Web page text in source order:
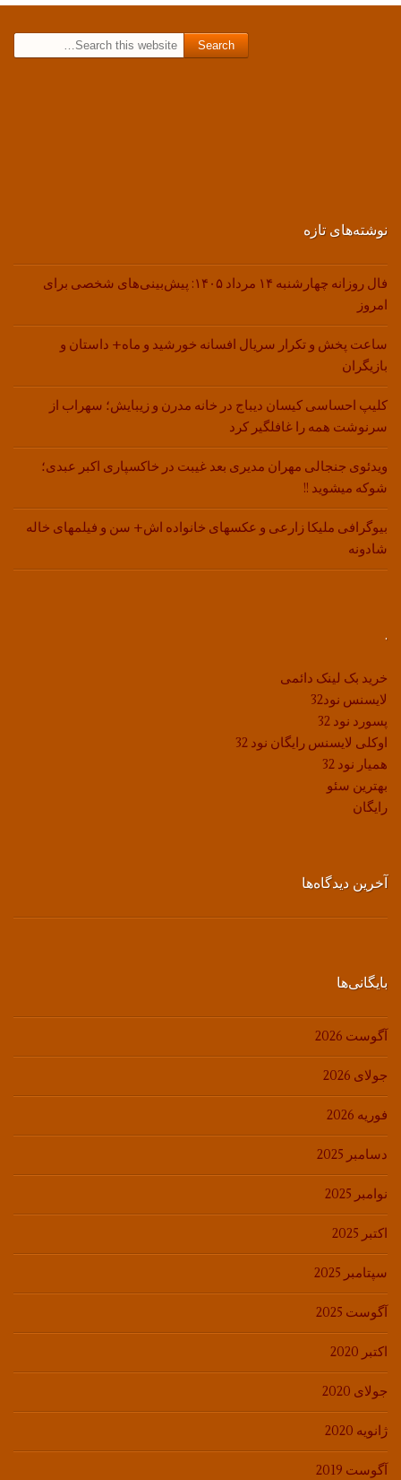
نوشته‌های تازه
فال روزانه چهارشنبه ۱۴ مرداد ۱۴۰۵: پیش‌بینی‌های شخصی برای
امروز
ساعت پخش و تکرار سریال افسانه خورشید و ماه+ داستان و
بازیگران
کلیپ احساسی کیسان دیباج در خانه مدرن و زیبایش؛ سهراب از
سرنوشت همه را غافلگیر کرد
ویدئوی جنجالی مهران مدیری بعد غیبت در خاکسپاری اکبر عبدی؛
شوکه میشوید !!
بیوگرافی ملیکا زارعی و عکسهای خانواده اش+ سن و فیلمهای خاله
شادونه
.
خرید بک لینک دائمی
لایسنس نود32
پسورد نود 32
اوکلی لایسنس رایگان نود 32
همیار نود 32
بهترین سئو
رایگان
آخرین دیدگاه‌ها
بایگانی‌ها
آگوست 2026
جولای 2026
فوریه 2026
دسامبر 2025
نوامبر 2025
اکتبر 2025
سپتامبر 2025
آگوست 2025
اکتبر 2020
جولای 2020
ژانویه 2020
آگوست 2019